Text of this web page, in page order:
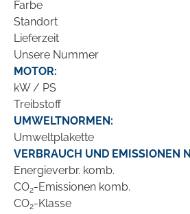
Farbe
Standort
Lieferzeit
Unsere Nummer
MOTOR:
kW / PS
Treibstoff
UMWELTNORMEN:
Umweltplakette
VERBRAUCH UND EMISSIONEN
Energieverbr. komb.
CO2-Emissionen komb.
CO2-Klasse